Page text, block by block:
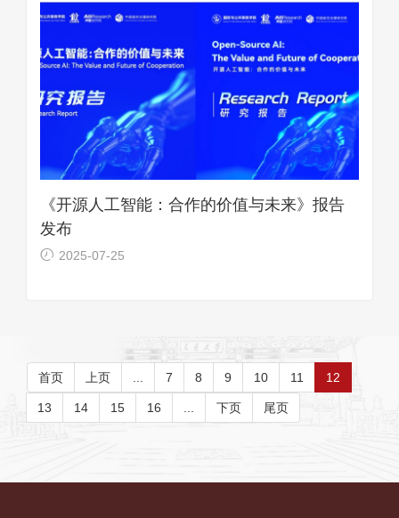
《开源人工智能：合作的价值与未来》报告
发布
2025-07-25
首页 上页 7 8 9 10 11 12
13 14 15 16 下页 尾页